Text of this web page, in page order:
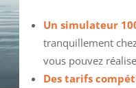
Un simulateur
tranquillement
vous pouvez
Des tarifs